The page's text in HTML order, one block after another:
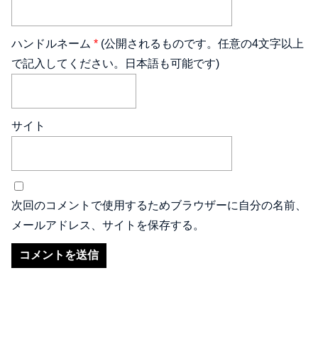
ハンドルネーム * (公開されるものです。任意の4文字以上
で記入してください。日本語も可能です)
サイト
次回のコメントで使用するためブラウザーに自分の名前、
メールアドレス、サイトを保存する。